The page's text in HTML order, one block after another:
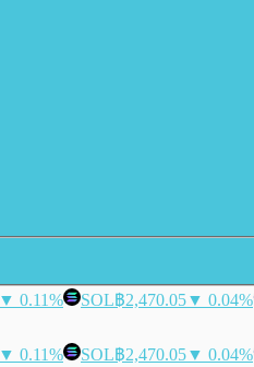
▼ 0.11% SOL฿2,470.05▼ 0.04%
▼ 0.11% SOL฿2,470.05▼ 0.04%